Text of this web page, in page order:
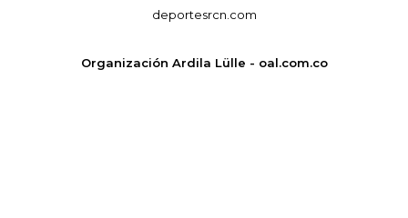
deportesrcn.com
Organización Ardila Lülle - oal.com.co